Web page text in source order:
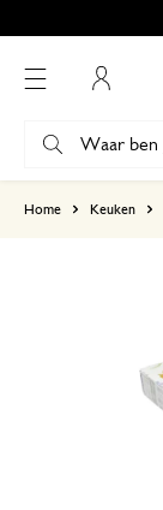
Home Keuken